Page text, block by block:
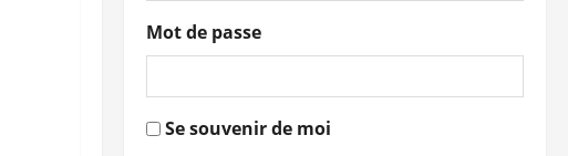
Mot de passe
Se souvenir de moi